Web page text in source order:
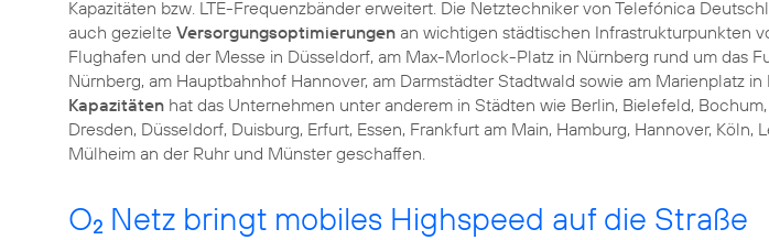
Kapazitäten bzw. LTE-Frequenzbänder erweitert. Die Netztechniker von Telefónica
auch gezielte Versorgungsoptimierungen an wichtigen städtischen Infrastrukturpunkten
Flughafen und der Messe in Düsseldorf, am Max-Morlock-Platz in Nürnberg rund um das
Nürnberg, am Hauptbahnhof Hannover, am Darmstädter Stadtwald sowie am Marienplatz
Kapazitäten hat das Unternehmen unter anderem in Städten wie Berlin, Bielefeld,
Dresden, Düsseldorf, Duisburg, Erfurt, Essen, Frankfurt am Main, Hamburg, Hannover, Köln,
O2 Netz bringt mobiles Highspeed auf die Straße